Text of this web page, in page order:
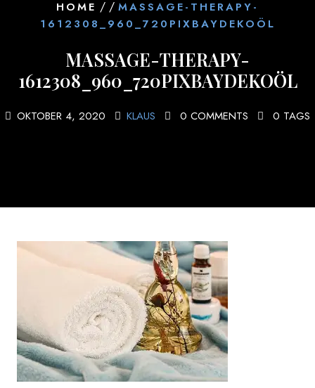
HOME / / MASSAGE-THERAPY-
1612308_960_720PIXBAYDEKOÖL
MASSAGE-THERAPY-
1612308_960_720PIXBAYDEKOÖL
OKTOBER 4, 2020 KLAUS 0 COMMENTS 0 TAGS